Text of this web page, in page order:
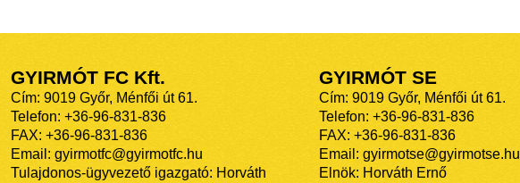
GYIRMÓT FC Kft.
Cím: 9019 Győr, Ménfői út 61.
Telefon: +36-96-831-836
FAX: +36-96-831-836
Email: gyirmotfc@gyirmotfc.hu
Tulajdonos-ügyvezető igazgató: Horváth
GYIRMÓT SE
Cím: 9019 Győr, Ménfői út 61.
Telefon: +36-96-831-836
FAX: +36-96-831-836
Email: gyirmotse@gyirmotse.hu
Elnök: Horváth Ernő